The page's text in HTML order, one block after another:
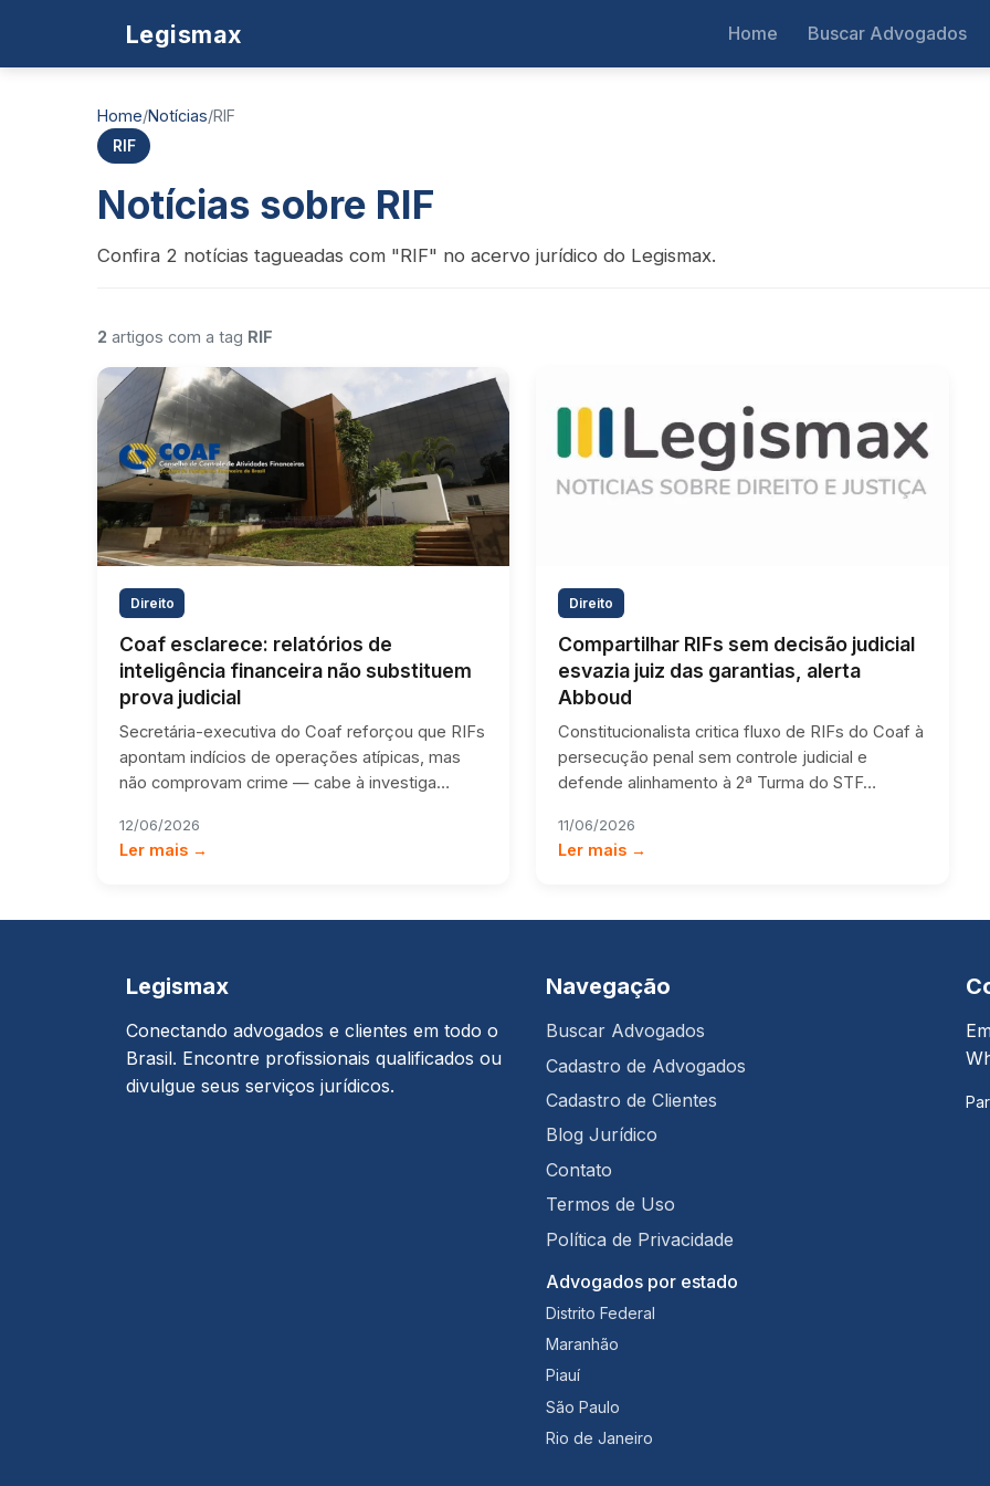
Legismax Home Buscar Advogados
Home/Notícias/RIF
RIF
Notícias sobre RIF
Confira 2 notícias tagueadas com "RIF" no acervo jurídico do Legismax.
2 artigos com a tag RIF
Direito
Coaf esclarece: relatórios de
inteligência financeira não substituem
prova judicial
Secretária-executiva do Coaf reforçou que RIFs
apontam indícios de operações atípicas, mas
não comprovam crime — cabe à investiga…
12/06/2026
Ler mais →
Direito
Compartilhar RIFs sem decisão judicial
esvazia juiz das garantias, alerta
Abboud
Constitucionalista critica fluxo de RIFs do Coaf à
persecução penal sem controle judicial e
defende alinhamento à 2ª Turma do STF…
11/06/2026
Ler mais →
Legismax
Conectando advogados e clientes em todo o
Brasil. Encontre profissionais qualificados ou
divulgue seus serviços jurídicos.
Navegação
Buscar Advogados
Cadastro de Advogados
Cadastro de Clientes
Blog Jurídico
Contato
Termos de Uso
Política de Privacidade
Advogados por estado
Distrito Federal
Maranhão
Piauí
São Paulo
Rio de Janeiro